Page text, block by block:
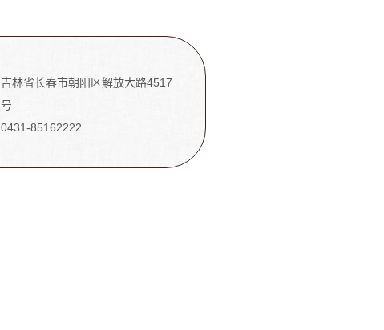
吉林省长春市朝阳区解放大路4517
号
0431-85162222